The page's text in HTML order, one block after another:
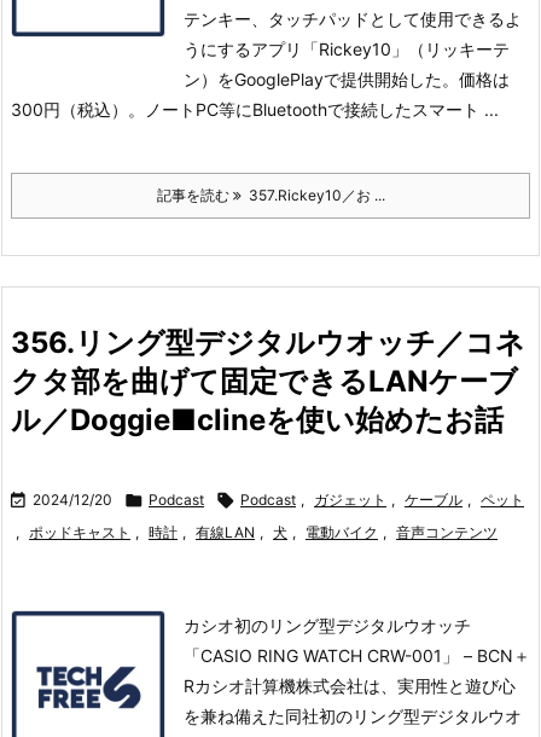
テンキー、タッチパッドとして使用できるよ
うにするアプリ「Rickey10」（リッキーテ
ン）をGooglePlayで提供開始した。 価格は
300円（税込）。
ノートPC等にBluetoothで接続したスマート ...
記事を読む 357.Rickey10／お ...
356.リング型デジタルウオッチ／コネ
クタ部を曲げて固定できるLANケーブ
ル／Doggie■clineを使い始めたお話
 2024/12/20  Podcast  Podcast , ガジェット , ケーブル , ペット
, ポッドキャスト , 時計 , 有線LAN , 犬 , 電動バイク , 音声コンテンツ
カシオ初のリング型デジタルウオッチ
「CASIO RING WATCH CRW-001」 – BCN＋
Rカシオ計算機株式会社は、実用性と遊び心
を兼ね備えた同社初のリング型デジタルウオ